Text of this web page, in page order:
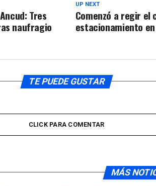
UP NEXT
Comenzó a regir el
estacionamiento
Tres
naufragio
TE PUEDE GUSTAR
CLICK PARA COMENTAR
MÁS